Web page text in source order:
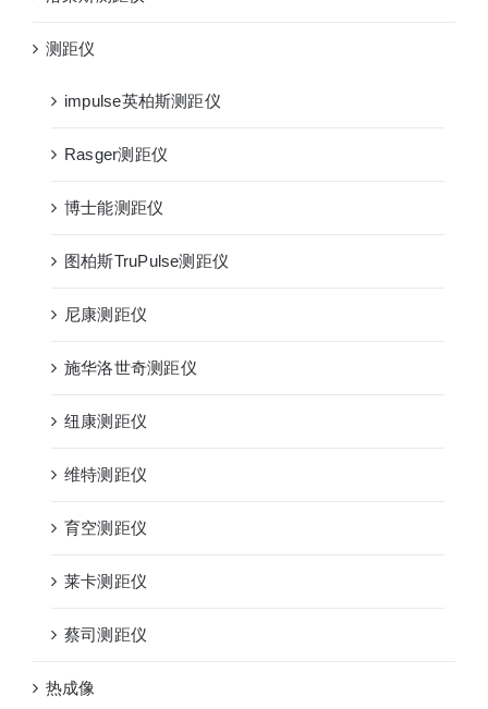
测距仪
impulse英柏斯测距仪
Rasger测距仪
博士能测距仪
图柏斯TruPulse测距仪
尼康测距仪
施华洛世奇测距仪
纽康测距仪
维特测距仪
育空测距仪
莱卡测距仪
蔡司测距仪
热成像